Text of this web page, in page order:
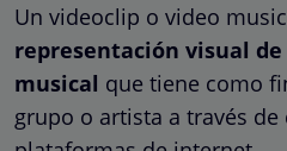
Un videoclip o video
representación visual
musical que tiene como
grupo o artista a través